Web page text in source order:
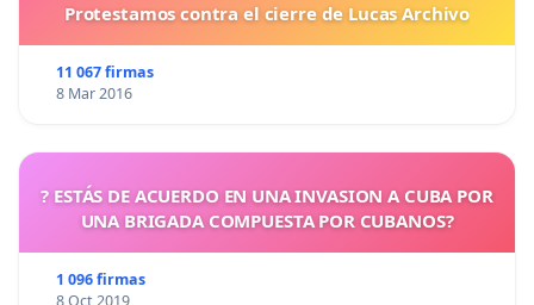
Protestamos contra el cierre de Lucas Archivo
11 067 firmas
8 Mar 2016
? ESTÁS DE ACUERDO EN UNA INVASION A CUBA POR
UNA BRIGADA COMPUESTA POR CUBANOS?
1 096 firmas